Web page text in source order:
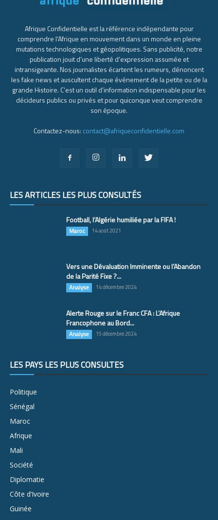
Afrique Confidentielle est la référence indépendante pour
comprendre l’Afrique en mouvement dans un monde en pleine
mutations technologiques et géopolitiques. Sans publicité, notre
publication jouit d’une liberté d’expression assumée et
intransigeante. Nos journalistes écartent les rumeurs, dénoncent
les fake news et auscultent chaque événement de la petite ou de la
grande Histoire. C’est un outil d’information indispensable pour les
décideurs publics ou privés et pour quiconque veut comprendre
son époque.
Contactez-nous: contact@afriqueconfidentielle.com
LES ARTICLES LES PLUS CONSULTÉS
Football, l’Algérie humiliée par la FIFA !
Maroc 14 août 2021
Vers une Dévaluation Imminente ou l’Abandon
de la Parité Fixe ?...
Analyse 14 décembre 2024
Alerte Rouge sur le Franc CFA : L’Afrique
Francophone au Bord...
Analyse 15 décembre 2024
LES PAYS LES PLUS CONSULTÉS
Politique
Sénégal
Maroc
Afrique
Mali
Société
Diplomatie
Côte d’Ivoire
Guinée